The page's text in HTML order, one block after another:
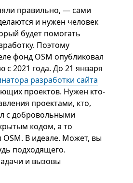
правильно, — сами
и нужен человек
будет помогать
Поэтому
фонд OSM опубликовал
с 2021 года. До 21 января
разработки сайта
проектов. Нужен кто-
проектами, кто,
с добровольными
кодом, а то
В идеале. Может, вы
подходящего.
и вызовы